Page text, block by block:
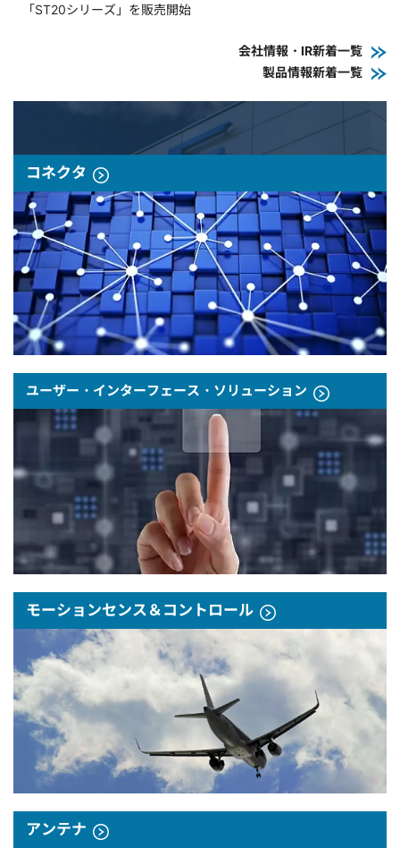
「ST20シリーズ」を販売開始
会社情報・IR新着一覧
製品情報新着一覧
コネクタ
ユーザー・インターフェース・ソリューション
モーションセンス＆コントロール
アンテナ